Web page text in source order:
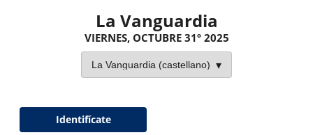
La Vanguardia
VIERNES, OCTUBRE 31º 2025
Identifícate